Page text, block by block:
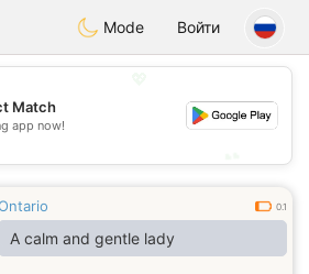
Dating
Mode Войти
💕
Match
app now!
0.1
A calm and gentle lady